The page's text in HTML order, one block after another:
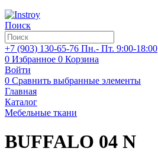
Поиск
+7 (903) 130-65-76 Пн.- Пт. 9:00-18:00
0 Избранное 0 Корзина
Войти
0 Сравнить выбранные элементы
Главная
Каталог
Мебельные ткани
BUFFALO 04 N